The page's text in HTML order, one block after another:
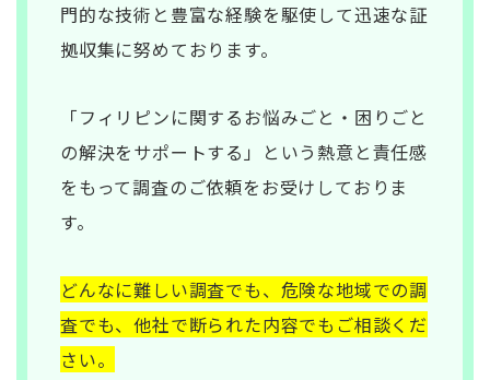
門的な技術と豊富な経験を駆使して迅速な証
拠収集に努めております。
「フィリピンに関するお悩みごと・困りごと
の解決をサポートする」という熱意と責任感
をもって調査のご依頼をお受けしておりま
す。
どんなに難しい調査でも、危険な地域での調
査でも、他社で断られた内容でもご相談くだ
さい。